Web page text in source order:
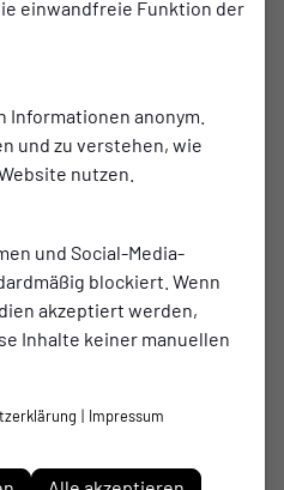
einwandfreie Funktion der
anonym.
und zu verstehen, wie
nutzen.
und Social-Media-
blockiert. Wenn
akzeptiert werden,
Inhalte keiner manuellen
| Impressum